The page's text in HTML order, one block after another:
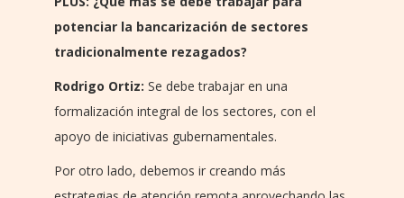
potenciar la bancarización de sectores
tradicionalmente rezagados?
Rodrigo Ortiz: Se debe trabajar en una
formalización integral de los sectores, con el
apoyo de iniciativas gubernamentales.
Por otro lado, debemos ir creando más